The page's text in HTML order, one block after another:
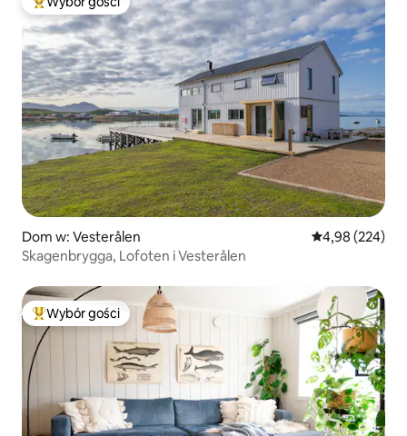
Najpopularniejsze z kategorii Wybór gości
Dom w: Vesterålen Średnia
4,98 (224)
Skagenbrygga, Lofoten i Vesterålen
Najpopularniejsze z kategorii Wybór gości
Wybór gości